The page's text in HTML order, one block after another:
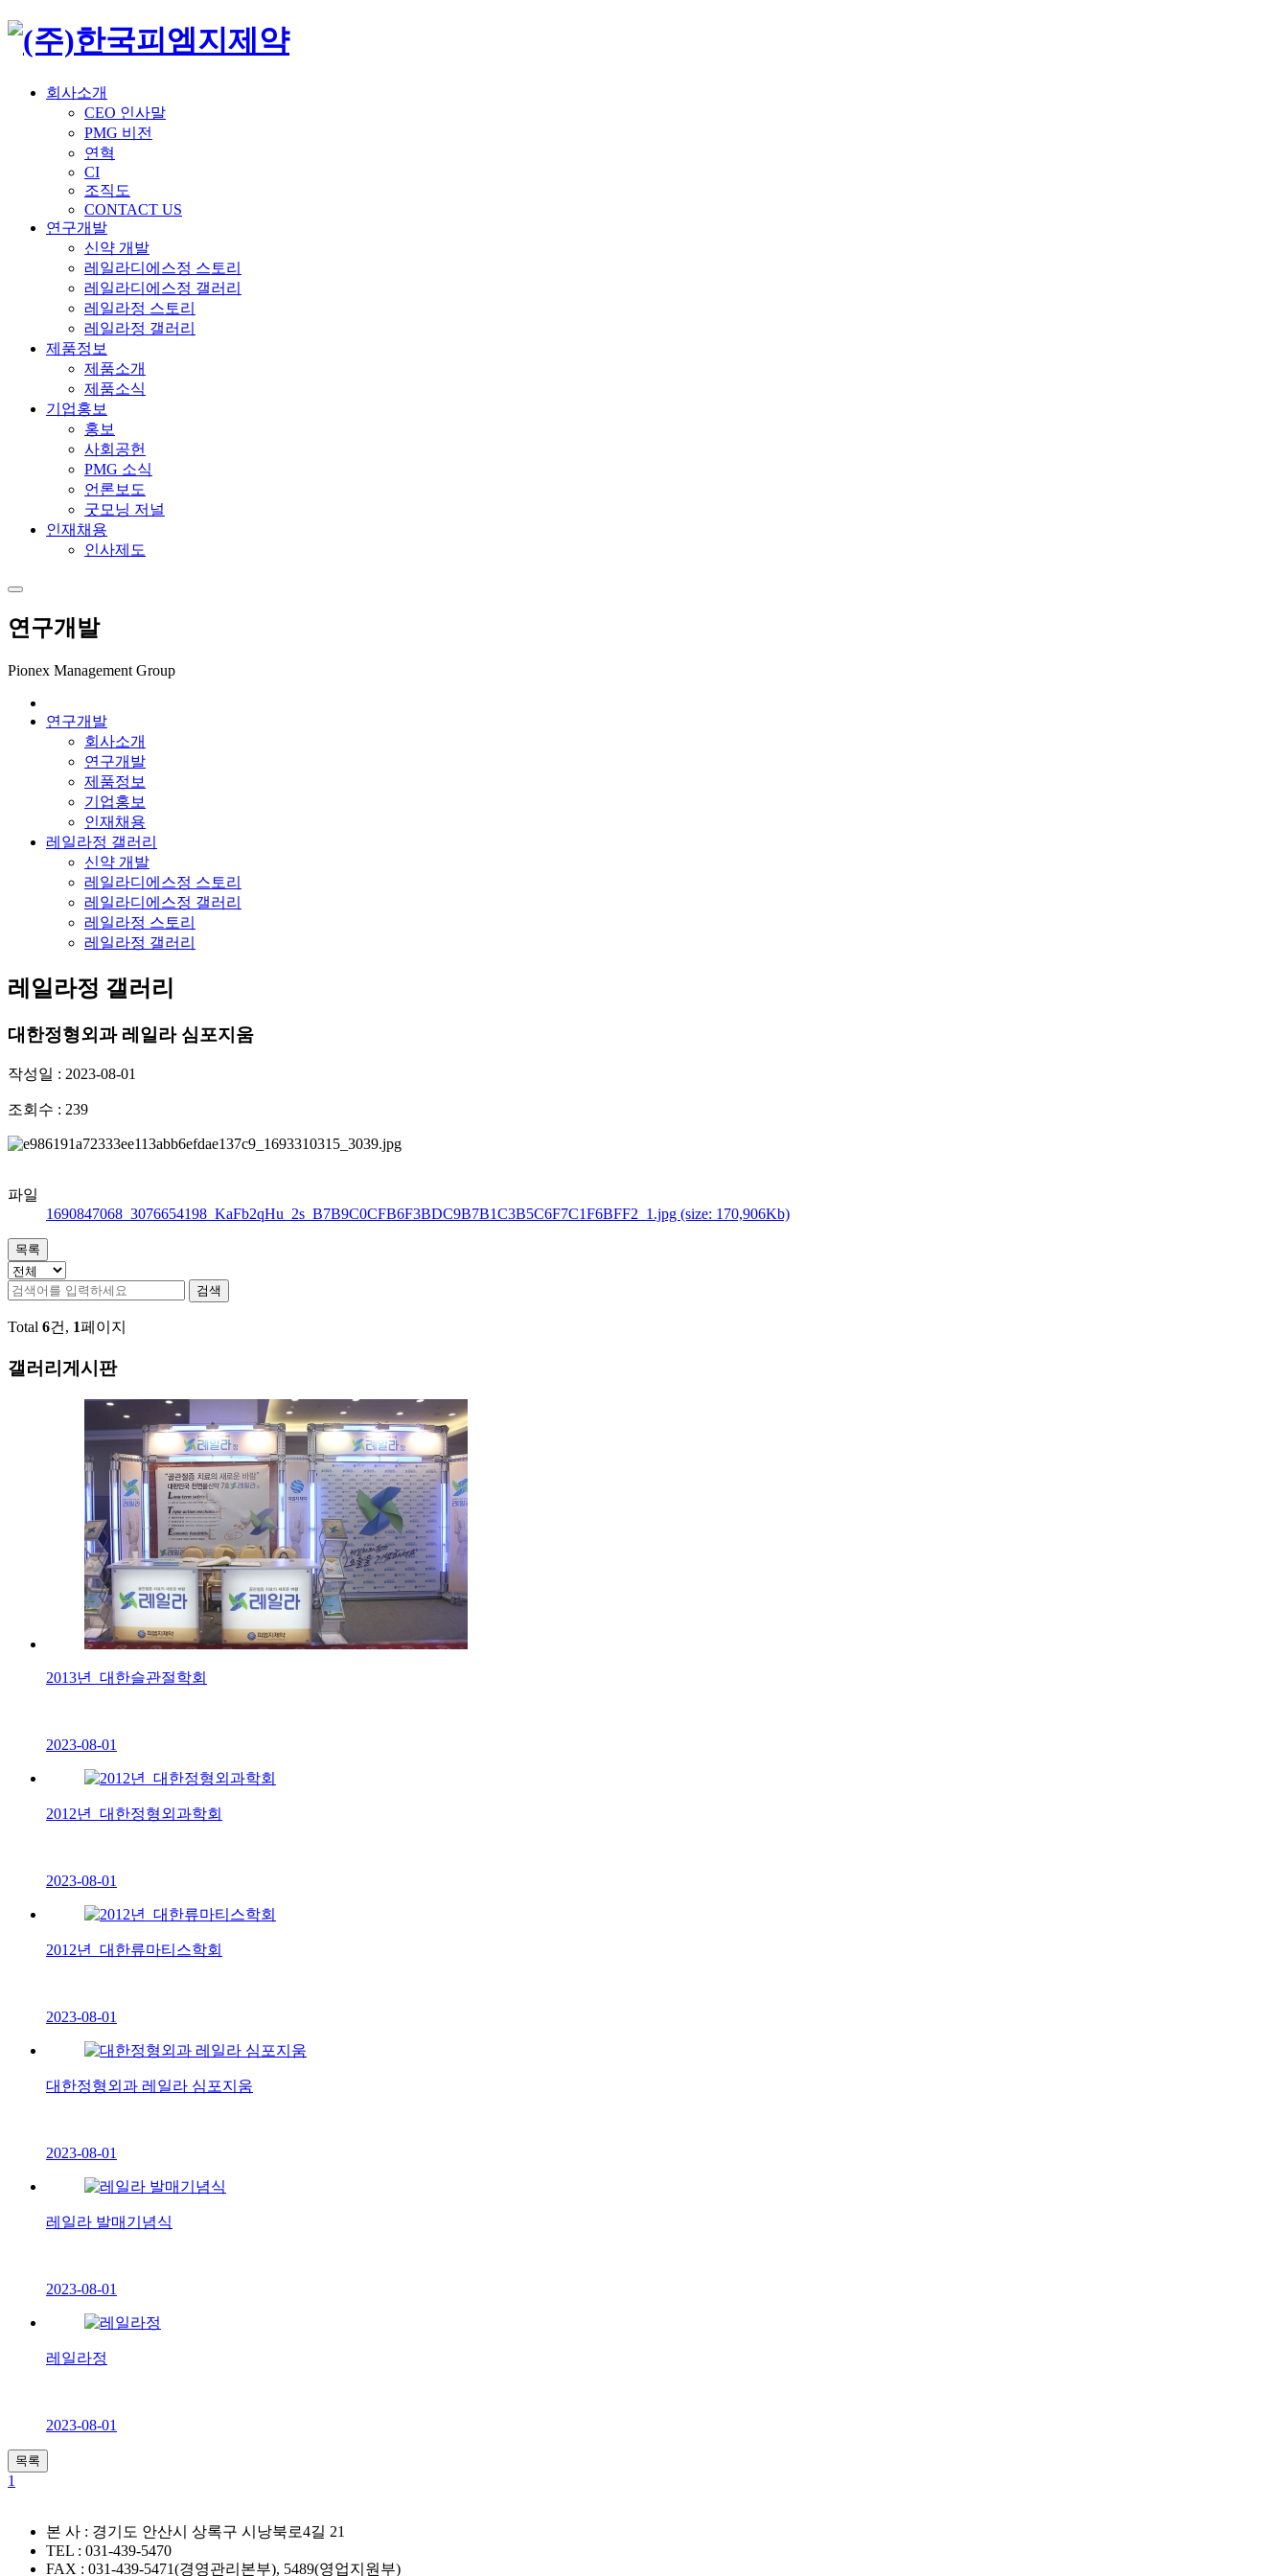
회사소개
CEO 인사말
PMG 비전
연혁
CI
조직도
CONTACT US
연구개발
신약 개발
레일라디에스정 스토리
레일라디에스정 갤러리
레일라정 스토리
레일라정 갤러리
제품정보
제품소개
제품소식
기업홍보
홍보
사회공헌
PMG 소식
언론보도
굿모닝 저널
인재채용
인사제도
연구개발
Pionex Management Group
연구개발
회사소개
연구개발
제품정보
기업홍보
인재채용
레일라정 갤러리
신약 개발
레일라디에스정 스토리
레일라디에스정 갤러리
레일라정 스토리
레일라정 갤러리
레일라정 갤러리
대한정형외과 레일라 심포지움
작성일 : 2023-08-01
조회수 : 239
파일
1690847068_3076654198_KaFb2qHu_2s_B7B9C0CFB6F3BDC9B7B1C3B5C6F7C1F6BFF2_1.jpg (size: 170,906Kb)
목록
검색
Total 6건, 1페이지
갤러리게시판
2013년_대한슬관절학회
2023-08-01
2012년_대한정형외과학회
2023-08-01
2012년_대한류마티스학회
2023-08-01
대한정형외과 레일라 심포지움
2023-08-01
레일라 발매기념식
2023-08-01
레일라정
2023-08-01
목록
1
본 사 : 경기도 안산시 상록구 시낭북로4길 21
TEL : 031-439-5470
FAX : 031-439-5471(경영관리본부), 5489(영업지원부)